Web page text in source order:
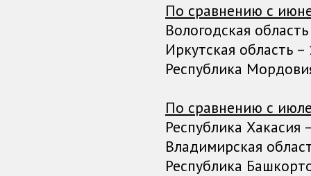
По сравнению с
Вологодская
Иркутская область
Республика
По сравнению с
Республика Хакасия
Владимирская
Республика